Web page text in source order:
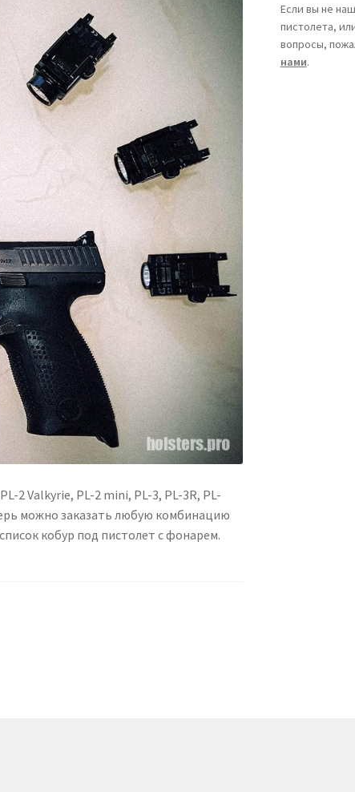
2 Valkyrie, PL-2 mini, PL-3, PL-3R, PL-
можно заказать любую комбинацию
кобур под пистолет с фонарем.
Если вы не
пистолета,
вопросы,
нами.